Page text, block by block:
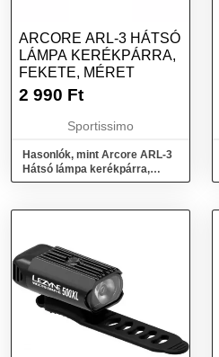
ARCORE ARL-3 HÁTSÓ
LÁMPA KERÉKPÁRRA,
FEKETE, MÉRET
2 990 Ft
Sportissimo
Hasonlók, mint Arcore ARL-3
Hátsó lámpa kerékpárra,
fekete, méret